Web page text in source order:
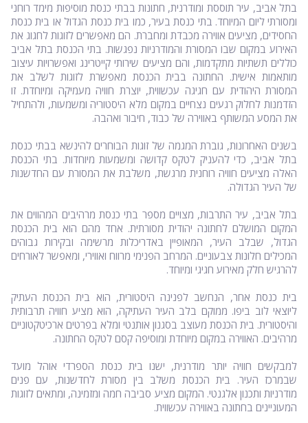
בתל אביב, עיר תוססת ומודרנית, חתונות בבתי כנסת מוסיפות מימד רוחני
ומסורתי ליום המיוחד. בתי כנסת בעיר, כמו בית כנסת הגדול או בית כנסת
החסידים, מציעים אווירה מכבדת ומחברת. הם מאפשרים לזוגות לחגוג את
האירוע במקום שבו המסורת והמודרניות נפגשות. בתי הכנסת בתל אביב
כוללים תשתיות מתקדמות, והם מציעים שירותי קייטרינג ואפשרויות עיצוב
מותאמות אישית. החתונה בבית הכנסת מאפשרת לזוגות לשלב את
המסורת היהודית עם חגיגה עכשווית, יוצרת חוויה מעמיקה ומיוחדת. זו
הזדמנות לחלוק רגעים נצחיים במקום מלא היסטוריה ומשמעות, ולהתחיל
את המסע המשותף באווירה של כבוד, חיבור ואהבה.
בשנים האחרונות, גוברת המגמה של זוגות הבוחרים להינשא בבתי כנסת
בתל אביב, כדי להעניק לטקס קדושה ומשמעות מיוחדות. בתי הכנסת
האלה מציעים חוויה רוחנית מרגשת, משלבת את המסורת עם החדשנות
של העיר הגדולה.
בתל אביב, עיר התרבות, מצויים מספר בתי כנסת מרהיבים המהווים את
המקום המושלם לחתונה יהודית מסורתית. אחד מהם הוא בית הכנסת
הגדול, שבלב העיר, המאופיין באדריכלות מרשימה ובקירות גבוהים
המכילים חלונות צבעוניים. המרחב הפנימי מרווח ואווירי, ומאפשר לאורחים
להרגיש חלק מאירוע חגיגי ומיוחד.
בית כנסת אחר, הנחשב לפנינה היסטורית, הוא בית הכנסת העתיק
ליוצאי לוב ביפו. ממוקם בלב העיר העתיקה, הוא מציע חוויה תרבותית
והיסטורית. בית הכנסת מעוצב בסגנון אותנטי ומלא בפרטים ארכיטקטוניים
מרהיבים. האווירה במקום מיוחדת ומוסיפה קסם לטקס החתונה.
למבקשים חוויה יותר מודרנית, ישנו בית כנסת הספרדי אוהל מועד
שבמרכז העיר. בית הכנסת משלב בין מסורת לחדשנות, עם פנים
מודרניות ותכנון אלגנטי. המקום מציע סביבה חמה ומזמינה, ומתאים לזוגות
המעוניינים בחתונה באווירה עכשווית.